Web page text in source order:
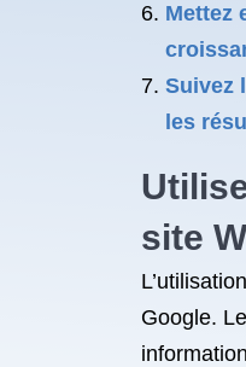
Mettez
Suivez
les
site
Google.